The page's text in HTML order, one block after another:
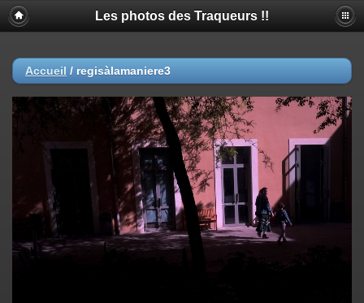
Les photos des Traqueurs !!
Accueil / regisàlamaniere3